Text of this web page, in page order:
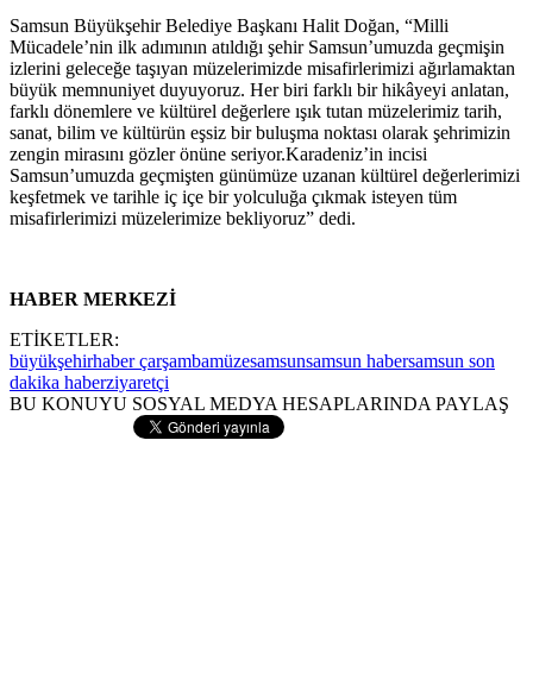
Samsun Büyükşehir Belediye Başkanı Halit Doğan, “Milli
Mücadele’nin ilk adımının atıldığı şehir Samsun’umuzda geçmişin
izlerini geleceğe taşıyan müzelerimizde misafirlerimizi ağırlamaktan
büyük memnuniyet duyuyoruz. Her biri farklı bir hikâyeyi anlatan,
farklı dönemlere ve kültürel değerlere ışık tutan müzelerimiz tarih,
sanat, bilim ve kültürün eşsiz bir buluşma noktası olarak şehrimizin
zengin mirasını gözler önüne seriyor.Karadeniz’in incisi
Samsun’umuzda geçmişten günümüze uzanan kültürel değerlerimizi
keşfetmek ve tarihle iç içe bir yolculuğa çıkmak isteyen tüm
misafirlerimizi müzelerimize bekliyoruz” dedi.
HABER MERKEZİ
ETİKETLER:
büyükşehirhaber çarşambamüzesamsunsamsun habersamsun son
dakika haberziyaretçi
BU KONUYU SOSYAL MEDYA HESAPLARINDA PAYLAŞ